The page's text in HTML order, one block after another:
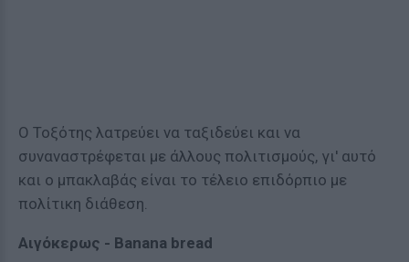
Ο Τοξότης λατρεύει να ταξιδεύει και να
συναναστρέφεται με άλλους πολιτισμούς, γι' αυτό
και ο μπακλαβάς είναι το τέλειο επιδόρπιο με
πολίτικη διάθεση.
Αιγόκερως - Banana bread